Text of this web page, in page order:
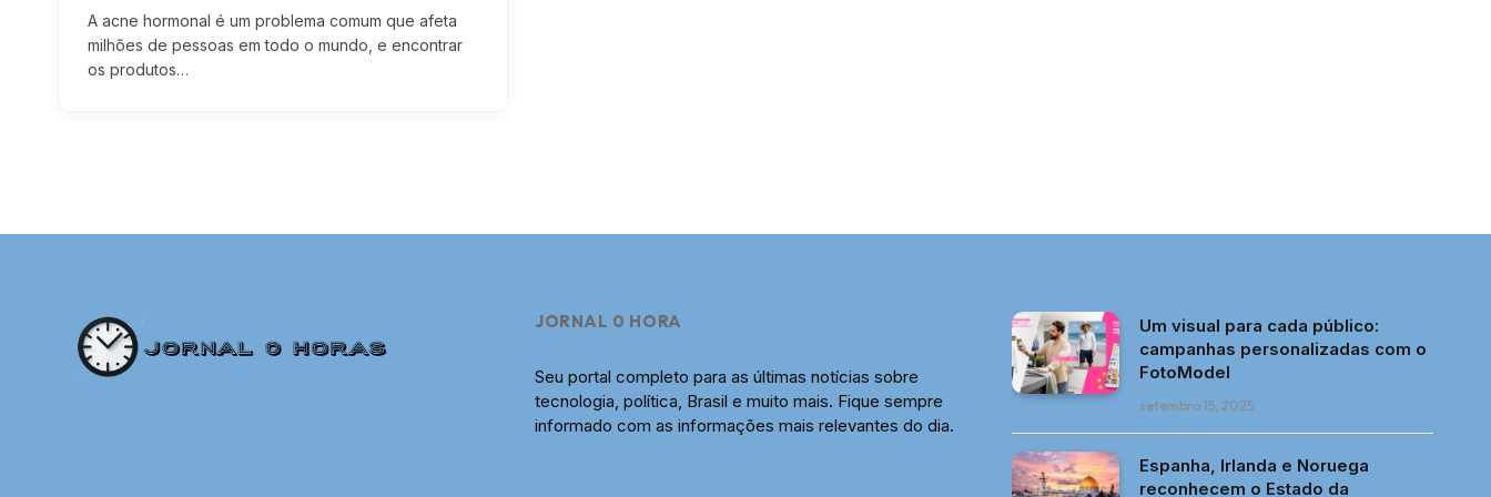
A acne hormonal é um problema comum que afeta
milhões de pessoas em todo o mundo, e encontrar
os produtos…
JORNAL 0 HORA
Seu portal completo para as últimas notícias sobre
tecnologia, política, Brasil e muito mais. Fique sempre
informado com as informações mais relevantes do dia.
Um visual para cada público:
campanhas personalizadas com o
FotoModel
setembro 15, 2025
Espanha, Irlanda e Noruega
reconhecem o Estado da